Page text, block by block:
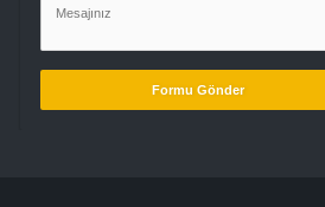
Formu Gönder